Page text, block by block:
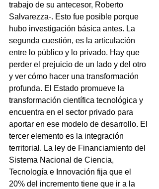
trabajo de su antecesor, Roberto
Salvarezza-. Esto fue posible porque
hubo investigación básica antes. La
segunda cuestión, es la articulación
entre lo público y lo privado. Hay que
perder el prejuicio de un lado y del otro
y ver cómo hacer una transformación
profunda. El Estado promueve la
transformación científica tecnológica y
encuentra en el sector privado para
aportar en ese modelo de desarrollo. El
tercer elemento es la integración
territorial. La ley de Financiamiento del
Sistema Nacional de Ciencia,
Tecnología e Innovación fija que el
20% del incremento tiene que ir a la